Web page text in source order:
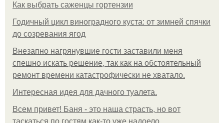
Как выбрать саженцы гортензии
Годичный цикл виноградного куста: от зимней спячки
до созревания ягод
Внезапно нагрянувшие гости заставили меня
спешно искать решение, так как на обстоятельный
ремонт времени катастрофически не хватало.
Интересная идея для дачного туалета.
Всем привет! Баня - это наша страсть, но вот
таскаться по гостям как-то уже надоело.